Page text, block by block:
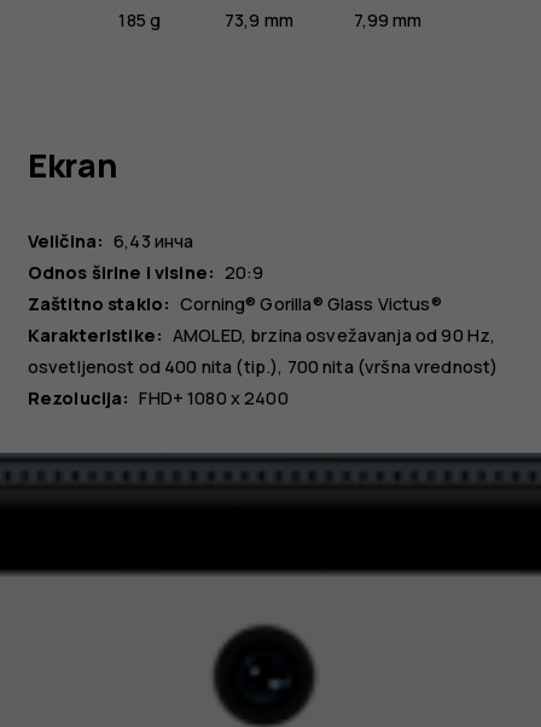
185 g
73,9 mm
7,99 mm
Ekran
Veličina: 6,43 инча
Odnos širine i visine: 20:9
Zaštitno staklo: Corning® Gorilla® Glass Victus®
Karakteristike: AMOLED, brzina osvežavanja od 90 Hz,
osvetljenost od 400 nita (tip.), 700 nita (vršna vrednost)
Rezolucija: FHD+ 1080 x 2400